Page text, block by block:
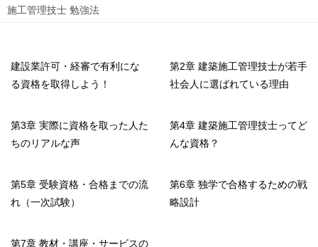
施工管理技士 勉強法
建設業許可・経審で有利にな
る資格を取得しよう！
第2章 建築施工管理技士が若手
社会人に選ばれている理由
第3章 実際に資格を取った人た
ちのリアルな声
第4章 建築施工管理技士ってど
んな資格？
第5章 受験資格・合格までの流
れ（一次試験）
第6章 独学で合格するための戦
略設計
第7章 教材・講座・サービスの